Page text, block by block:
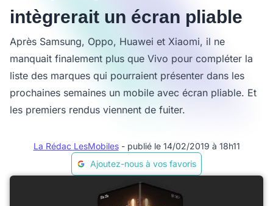
intègrerait un écran pliable
Après Samsung, Oppo, Huawei et Xiaomi, il ne
manquait finalement plus que Vivo pour compléter la
liste des marques qui pourraient présenter dans les
prochaines semaines un mobile avec écran pliable. Et
les premiers rendus viennent de fuiter.
La Rédac LesMobiles - publié le 14/02/2019 à 18h11
Ajoutez-nous à vos favoris